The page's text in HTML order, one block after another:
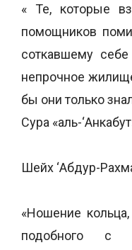
« Те, которые
помощников
соткавшему
непрочное
бы они только
Сура «аль-
Шейх ‘Абдур-
«Ношение
подобного с